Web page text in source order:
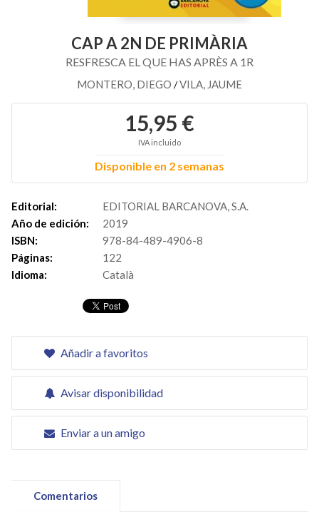
CAP A 2N DE PRIMÀRIA
RESFRESCA EL QUE HAS APRÈS A 1R
MONTERO, DIEGO /VILA, JAUME
15,95 €
IVA incluido
Disponible en 2 semanas
Editorial:
EDITORIAL BARCANOVA, S.A.
Año de edición:
2019
ISBN:
978-84-489-4906-8
Páginas:
122
Idioma:
Català
Añadir a favoritos
Avisar disponibilidad
Enviar a un amigo
Comentarios